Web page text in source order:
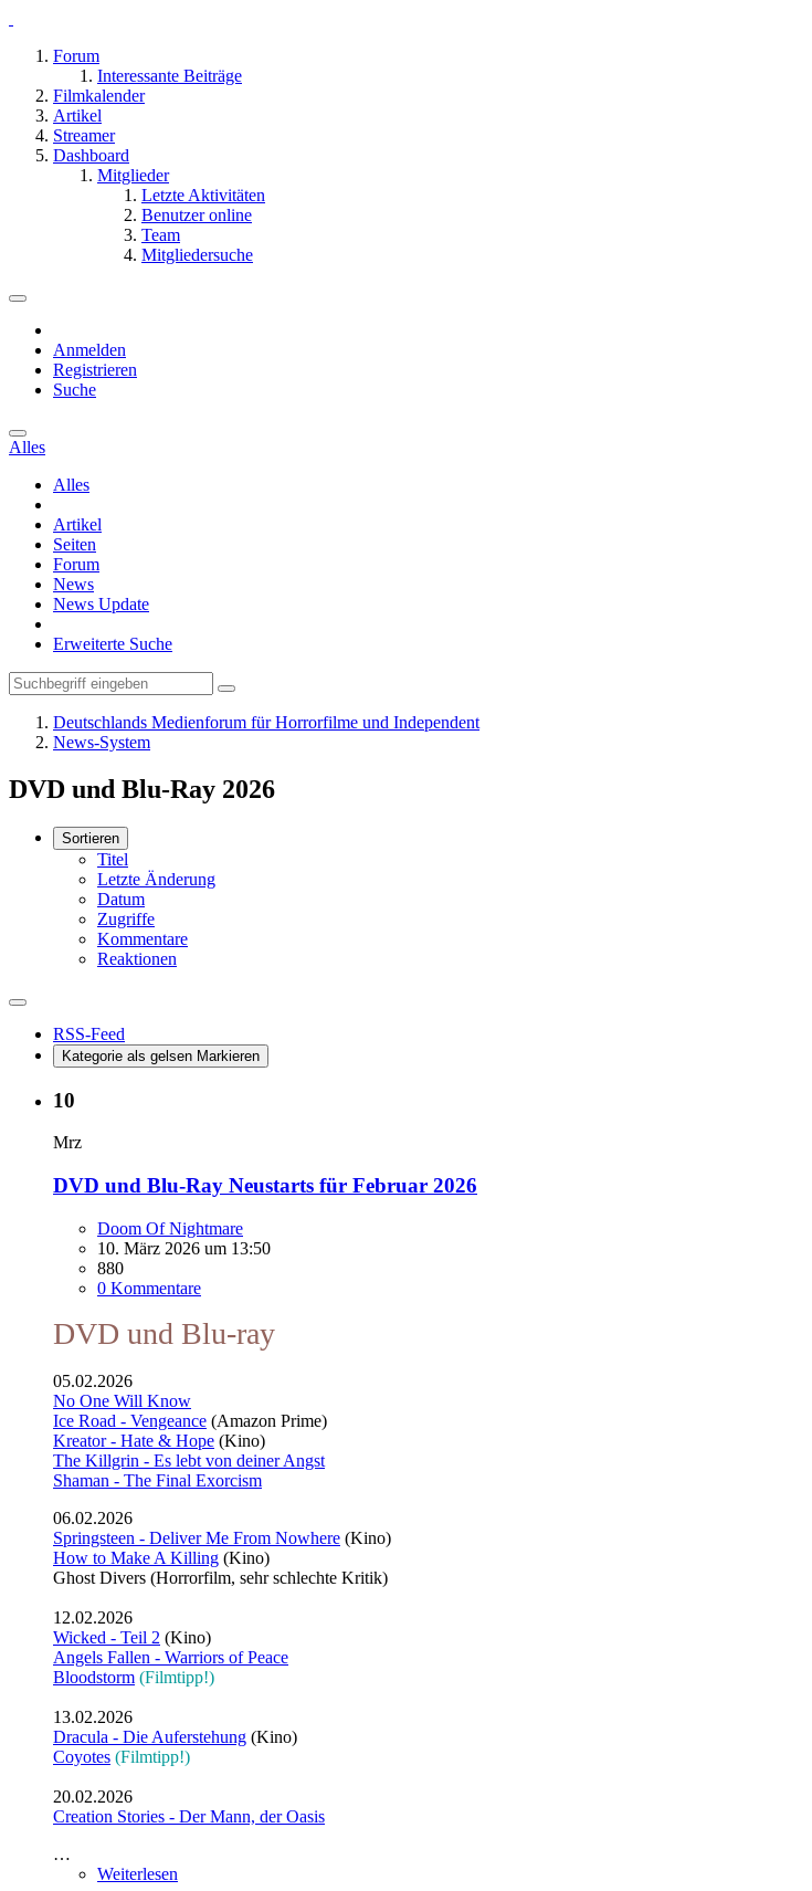
Forum
Interessante Beiträge
Filmkalender
Artikel
Streamer
Dashboard
Mitglieder
Letzte Aktivitäten
Benutzer online
Team
Mitgliedersuche
Anmelden
Registrieren
Suche
Alles
Alles
Artikel
Seiten
Forum
News
News Update
Erweiterte Suche
Deutschlands Medienforum für Horrorfilme und Independent
News-System
DVD und Blu-Ray 2026
Sortieren
Titel
Letzte Änderung
Datum
Zugriffe
Kommentare
Reaktionen
RSS-Feed
Kategorie als gelsen Markieren
10
Mrz
DVD und Blu-Ray Neustarts für Februar 2026
Doom Of Nightmare
10. März 2026 um 13:50
880
0 Kommentare
DVD und Blu-ray
05.02.2026
No One Will Know
Ice Road - Vengeance (Amazon Prime)
Kreator - Hate & Hope (Kino)
The Killgrin - Es lebt von deiner Angst
Shaman - The Final Exorcism
06.02.2026
Springsteen - Deliver Me From Nowhere (Kino)
How to Make A Killing (Kino)
Ghost Divers (Horrorfilm, sehr schlechte Kritik)
12.02.2026
Wicked - Teil 2 (Kino)
Angels Fallen - Warriors of Peace
Bloodstorm (Filmtipp!)
13.02.2026
Dracula - Die Auferstehung (Kino)
Coyotes (Filmtipp!)
20.02.2026
Creation Stories - Der Mann, der Oasis
…
Weiterlesen